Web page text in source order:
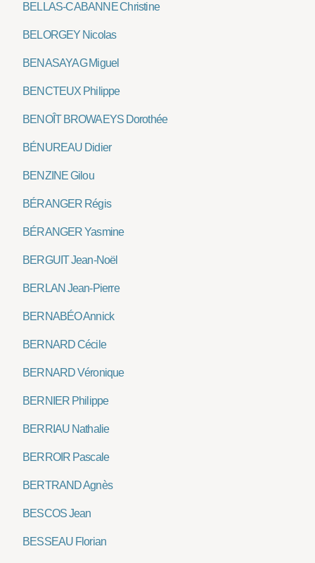
BELLAS-CABANNE Christine
BELORGEY Nicolas
BENASAYAG Miguel
BENCTEUX Philippe
BENOÎT BROWAEYS Dorothée
BÉNUREAU Didier
BENZINE Gilou
BÉRANGER Régis
BÉRANGER Yasmine
BERGUIT Jean-Noël
BERLAN Jean-Pierre
BERNABÉO Annick
BERNARD Cécile
BERNARD Véronique
BERNIER Philippe
BERRIAU Nathalie
BERROIR Pascale
BERTRAND Agnès
BESCOS Jean
BESSEAU Florian